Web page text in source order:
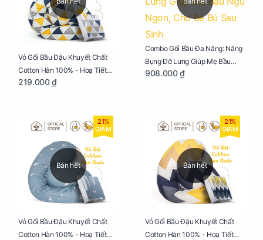
Vỏ Gối Bầu Đậu Khuyết Chất
Cotton Hàn 100% - Hoạ Tiết
Tam Giác
219.000 ₫
Combo Gối Bầu Đa Năng: Nâng
Bụng Đỡ Lưng Giúp Mẹ Bầu
Ngủ Ngon, Cho Bé Bú Sau Sinh
908.000 ₫
Bán hết
21%
GIẢM
Vỏ Gối Bầu Đậu Khuyết Chất
Cotton Hàn 100% - Hoạ Tiết
Bán hết
21%
GIẢM
Vỏ Gối Bầu Đậu Khuyết Chất
Cotton Hàn 100% - Hoạ Tiết